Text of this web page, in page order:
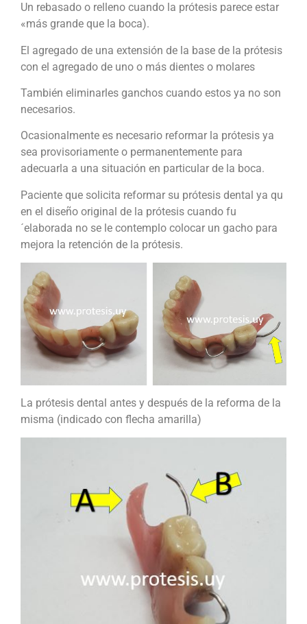
Un rebasado o relleno cuando la prótesis parece estar
«más grande que la boca).
El agregado de una extensión de la base de la prótesis
con el agregado de uno o más dientes o molares
También eliminarles ganchos cuando estos ya no son
necesarios.
Ocasionalmente es necesario reformar la prótesis ya
sea provisoriamente o permanentemente para
adecuarla a una situación en particular de la boca.
Paciente que solicita reformar su prótesis dental ya qu
en el diseño original de la prótesis cuando fu
´elaborada no se le contemplo colocar un gacho para
mejora la retención de la prótesis.
La prótesis dental antes y después de la reforma de la
misma (indicado con flecha amarilla)